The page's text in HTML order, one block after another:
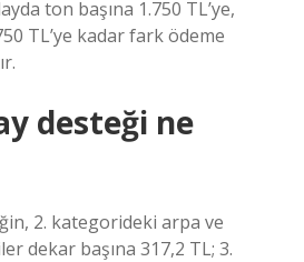
ton başına 1.750 TL’ye,
TL’ye kadar fark ödeme
desteği ne
2. kategorideki arpa ve
dekar başına 317,2 TL; 3.